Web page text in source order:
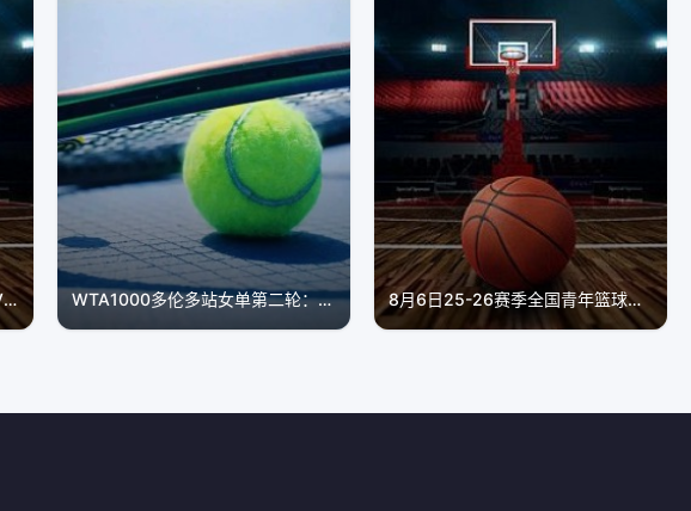
8月7日25-26赛季浙BA 云和76VS70青田 WTA1000多伦多站女单第二轮：科斯秋克VS谢博芙 8月6日25-26赛季全国青年篮球联赛 深圳新世纪87VS76山西汾酒